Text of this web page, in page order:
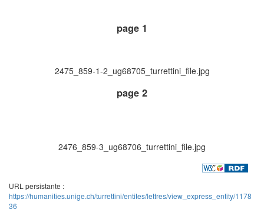
page 1
2475_859-1-2_ug68705_turrettini_file.jpg
page 2
2476_859-3_ug68706_turrettini_file.jpg
URL persistante :
https://humanities.unige.ch/turrettini/entites/lettres/view_express_entity/1178
36